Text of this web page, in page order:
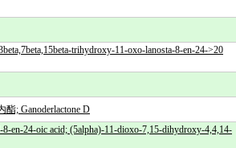
trihydroxy-11-oxo-lanosta-8-en-24->20
; Ganoderlactone D
en-24-oic acid; (5alpha)-11-dioxo-7,15-dihydroxy-4,4,14-